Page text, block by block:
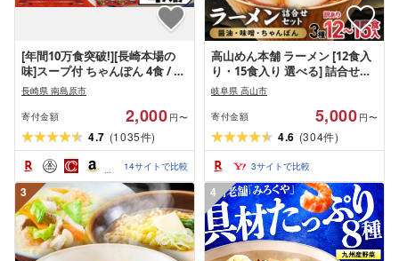
[年間10万食突破!][長崎本場の
味]スープ付 ちゃんぽん 4食 / ち
ゃんぽん チャンポン 長崎 スー
プ 乾麺 麺 とんこつ / 南島原市 /
こじま製麺
長崎県 南島原市
寄付金額 2,000 円〜
4.7 (1035件)
14サイトで比較
高山めん本舗 ラーメン [12食入
り・15食入り 選べる] 詰合せセ
ット (醤油・みそ・ちゃんぽん)
| 高山ラーメン 食べ比べ スープ
付き ちぢれ麺 人気 ランキング
5000円 細麺 飛騨高山 高山めん
本舗 JM002MP
岐阜県 高山市
寄付金額 5,000 円〜
4.6 (304件)
3サイトで比較
3 4